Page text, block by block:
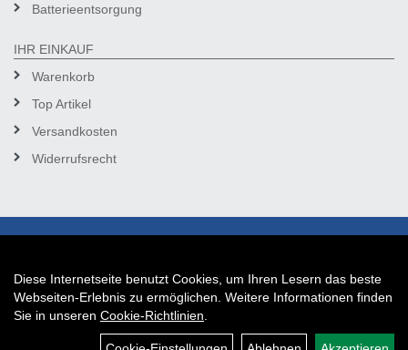
Batterieentsorgung
IHR EINKAUF
Warenkorb
Top Artikel
Versandkosten
Widerrufsrecht
Diese Internetseite benutzt Cookies, um Ihren Lesern das beste
Webseiten-Erlebnis zu ermöglichen. Weitere Informationen finden
Sie in unseren Cookie-Richtlinien
Auftrag widerrufen